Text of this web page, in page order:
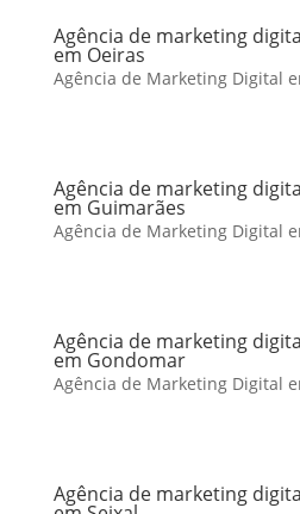
Agência de marketing
em Oeiras
Agência de Marketing Digital
Agência de marketing
em Guimarães
Agência de Marketing Digital
Agência de marketing
em Gondomar
Agência de Marketing Digital
Agência de marketing